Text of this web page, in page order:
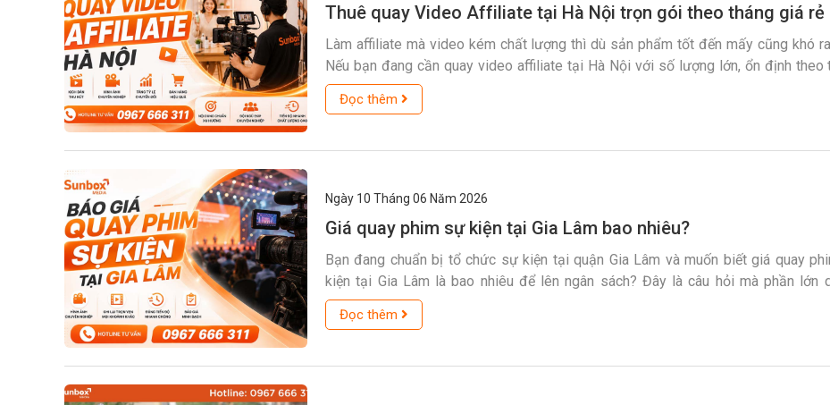
Thuê quay Video Affiliate tại Hà Nội trọn gói theo tháng giá rẻ
Làm affiliate mà video kém chất lượng thì dù sản phẩm tốt đến mấy cũng khó
Nếu bạn đang cần quay video affiliate tại Hà Nội với số lượng lớn, ổn định theo
và chi phí hợp lý – bài viết này sẽ giúp bạn tìm đúng đơn vị. Video Affiliate Là […]
Đọc thêm
Ngày 10 Tháng 06 Năm 2026
Giá quay phim sự kiện tại Gia Lâm bao nhiêu?
Bạn đang chuẩn bị tổ chức sự kiện tại quận Gia Lâm và muốn biết giá quay
kiện tại Gia Lâm là bao nhiêu để lên ngân sách? Đây là câu hỏi mà phần lớn
nghiệp, cá nhân đều quan tâm trước khi thuê ekip quay phim. Bài viết dưới đây của
Đọc thêm